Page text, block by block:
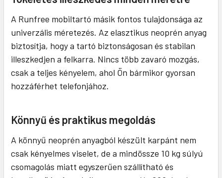
A Runfree mobiltartó másik fontos tulajdonsága az
univerzális méretezés. Az elasztikus neoprén anyag
biztosítja, hogy a tartó biztonságosan és stabilan
illeszkedjen a felkarra. Nincs több zavaró mozgás,
csak a teljes kényelem, ahol Ön bármikor gyorsan
hozzáférhet telefonjához.
Könnyű és praktikus megoldás
A könnyű neoprén anyagból készült karpánt nem
csak kényelmes viselet, de a mindössze 10 kg súlyú
csomagolás miatt egyszerűen szállítható és